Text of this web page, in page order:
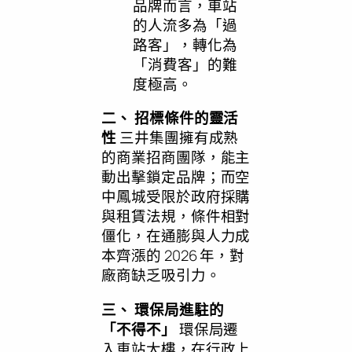
品牌而言，車站
的人流多為「過
路客」，轉化為
「消費客」的難
度極高。
二、 招標條件的靈活
性三井集團擁有成熟
的商業招商團隊，能主
動出擊鎖定品牌；而空
中鳳城受限於政府採購
與租賃法規，條件相對
僵化，在通膨與人力成
本齊漲的 2026 年，對
廠商缺乏吸引力。
三、 環保局進駐的
「不得不」 環保局遷